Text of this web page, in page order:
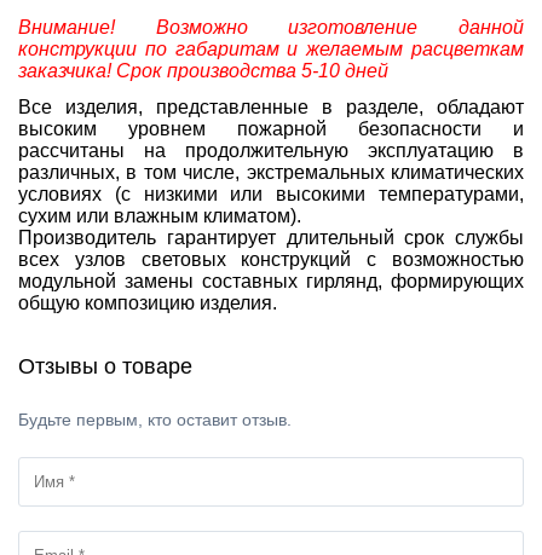
Внимание! Возможно изготовление данной
конструкции по габаритам и желаемым расцветкам
заказчика! Срок производства 5-10 дней
Все изделия, представленные в разделе, обладают
высоким уровнем пожарной безопасности и
рассчитаны на продолжительную эксплуатацию в
различных, в том числе, экстремальных климатических
условиях (с низкими или высокими температурами,
сухим или влажным климатом).
Производитель гарантирует длительный срок службы
всех узлов световых конструкций с возможностью
модульной замены составных гирлянд, формирующих
общую композицию изделия.
Отзывы о товаре
Будьте первым, кто оставит отзыв.